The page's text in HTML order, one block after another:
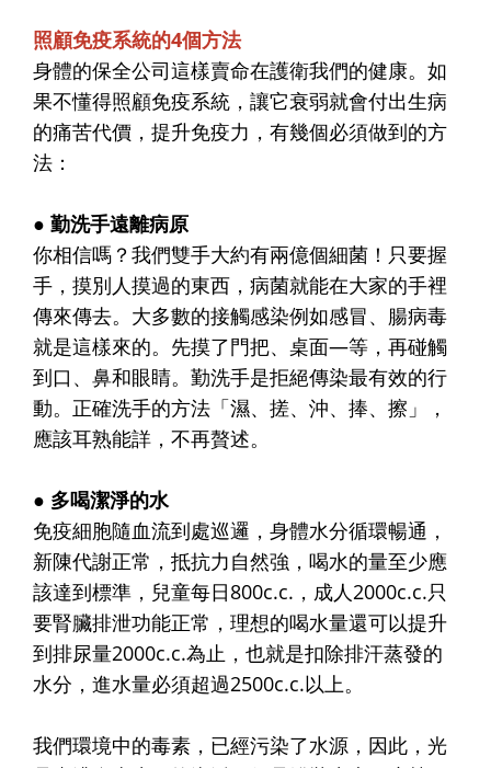
照顧免疫系統的4個方法
身體的保全公司這樣賣命在護衛我們的健康。如
果不懂得照顧免疫系統，讓它衰弱就會付出生病
的痛苦代價，提升免疫力，有幾個必須做到的方
法：
● 勤洗手遠離病原
你相信嗎？我們雙手大約有兩億個細菌！只要握
手，摸別人摸過的東西，病菌就能在大家的手裡
傳來傳去。大多數的接觸感染例如感冒、腸病毒
就是這樣來的。先摸了門把、桌面—等，再碰觸
到口、鼻和眼睛。勤洗手是拒絕傳染最有效的行
動。正確洗手的方法「濕、搓、沖、捧、擦」，
應該耳熟能詳，不再贅述。
● 多喝潔淨的水
免疫細胞隨血流到處巡邏，身體水分循環暢通，
新陳代謝正常，抵抗力自然強，喝水的量至少應
該達到標準，兒童每日800c.c.，成人2000c.c.只
要腎臟排泄功能正常，理想的喝水量還可以提升
到排尿量2000c.c.為止，也就是扣除排汗蒸發的
水分，進水量必須超過2500c.c.以上。
我們環境中的毒素，已經污染了水源，因此，光